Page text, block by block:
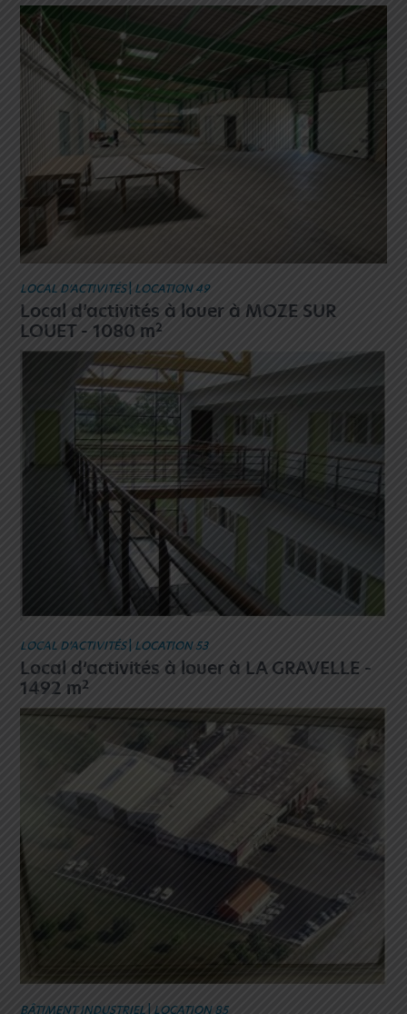
LOCAL D’ACTIVITÉS LOCATION 49
Local d’activités à louer à MOZE SUR
LOUET - 1080 m2
LOCAL D’ACTIVITÉS LOCATION 53
Local d’activités à louer à LA GRAVELLE -
1492 m2
BÂTIMENT INDUSTRIEL LOCATION 85